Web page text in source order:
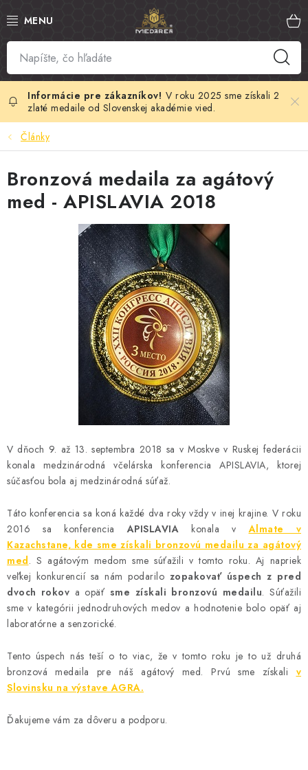
na
SLOVENSKÝ MED
MANUKA MED
VČELÍ PEĽ
MATERSKÁ KAŠIČKA
MEDOVÁ KOZMETIKA
MEDOVÉ DARČEKOVÉ SETY
VÝROBKY Z VOSKU
DOPLNKY KU VČELÍM PRODUKTOM
MEDOVÉ CUKROVINKY
SLUŽBY VČELÁRA
DARČEKOVÝ POUKAZ
VČELÁRSKE POTREBY
LITERATÚRA - KNIHY
AKCIE A ZĽAVY
NOVINKY
V roku 2025 sme získali 2
zlaté medaile od Slovenskej akadémie vied.
Články
Bronzová medaila za agátový
med - APISLAVIA 2018
V dňoch 9. až 13. septembra 2018 sa v Moskve v Ruskej federácii
konala medzinárodná včelárska konferencia APISLAVIA, ktorej
súčasťou bola aj medzinárodná súťaž.
Táto konferencia sa koná každé dva roky vždy v inej krajine. V roku
2016 sa konferencia
APISLAVIA konala v
Almate v
Kazachstane, kde sme získali bronzovú medailu za agátový
med. S agátovým medom sme súťažili v tomto roku. Aj napriek
veľkej konkurencií sa nám podarilo zopakovať úspech z pred
dvoch rokov a opäť sme získali bronzovú medailu. Súťažili
sme v kategórii jednodruhových medov a hodnotenie bolo opäť aj
laboratórne a senzorické.
Tento úspech nás teší o to viac, že v tomto roku je to už druhá
bronzová medaila pre náš agátový med. Prvú sme získali
v
Slovinsku na výstave AGRA.
Ďakujeme vám za dôveru a podporu.